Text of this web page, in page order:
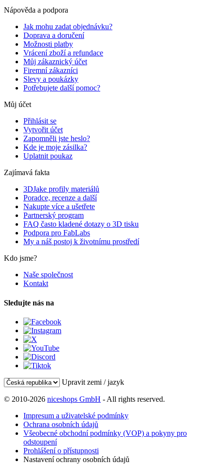
Nápověda a podpora
Jak mohu zadat objednávku?
Doprava a doručení
Možnosti platby
Vrácení zboží a refundace
Můj zákaznický účet
Firemní zákazníci
Slevy a poukázky
Potřebujete další pomoc?
Můj účet
Přihlásit se
Vytvořit účet
Zapomněli jste heslo?
Kde je moje zásilka?
Uplatnit poukaz
Zajímavá fakta
3DJake profily materiálů
Poradce, recenze a další
Nakupte více a ušetřete
Partnerský program
FAQ často kladené dotazy o 3D tisku
Podpora pro FabLabs
My a náš postoj k životnímu prostředí
Kdo jsme?
Naše společnost
Kontakt
Sledujte nás na
Upravit zemi / jazyk
© 2010-2026 niceshops GmbH - All rights reserved.
Impresum a uživatelské podmínky
Ochrana osobních údajů
Všeobecné obchodní podmínky (VOP) a pokyny pro
odstoupení
Prohlášení o přístupnosti
Nastavení ochrany osobních údajů